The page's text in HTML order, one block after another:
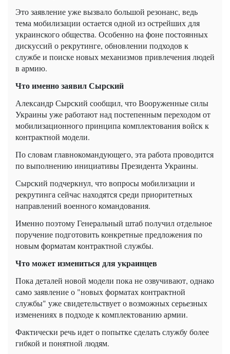
Это заявление уже вызвало большой резонанс, ведь
тема мобилизации остается одной из острейших для
украинского общества. Особенно на фоне постоянных
дискуссий о рекрутинге, обновлении подходов к
службе и поиске новых механизмов привлечения людей
в армию.
Что именно заявил Сырский
Александр Сырский сообщил, что Вооруженные силы
Украины уже работают над постепенным переходом от
мобилизационного принципа комплектования войск к
контрактной модели.
По словам главнокомандующего, эта работа проводится
по выполнению инициативы Президента Украины.
Сырский подчеркнул, что вопросы мобилизации и
рекрутинга сейчас находятся среди приоритетных
направлений военного командования.
Именно поэтому Генеральный штаб получил отдельное
поручение подготовить конкретные предложения по
новым форматам контрактной службы.
Что может измениться для украинцев
Пока деталей новой модели пока не озвучивают, однако
само заявление о "новых форматах контрактной
службы" уже свидетельствует о возможных серьезных
изменениях в подходе к комплектованию армии.
Фактически речь идет о попытке сделать службу более
гибкой и понятной людям.